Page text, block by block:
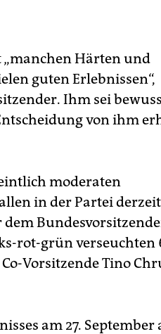
Härten und
guten Erlebnissen“,
Ihm sei
von ihm
moderaten
in der Partei
rot-grün verseuchten
Vorsitzende Tino
am 27. September